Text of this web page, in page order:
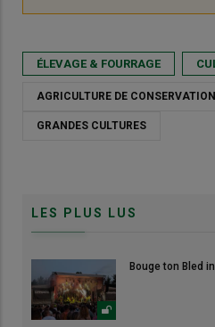
ÉLEVAGE & FOURRAGE
AGRICULTURE DE CONSERVATION
GRANDES CULTURES
LES PLUS LUS
Bouge ton Bled